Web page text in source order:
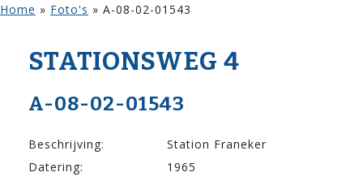
Home » Foto's » A-08-02-01543
STATIONSWEG 4
A-08-02-01543
Beschrijving:
Station Franeker
Datering:
1965